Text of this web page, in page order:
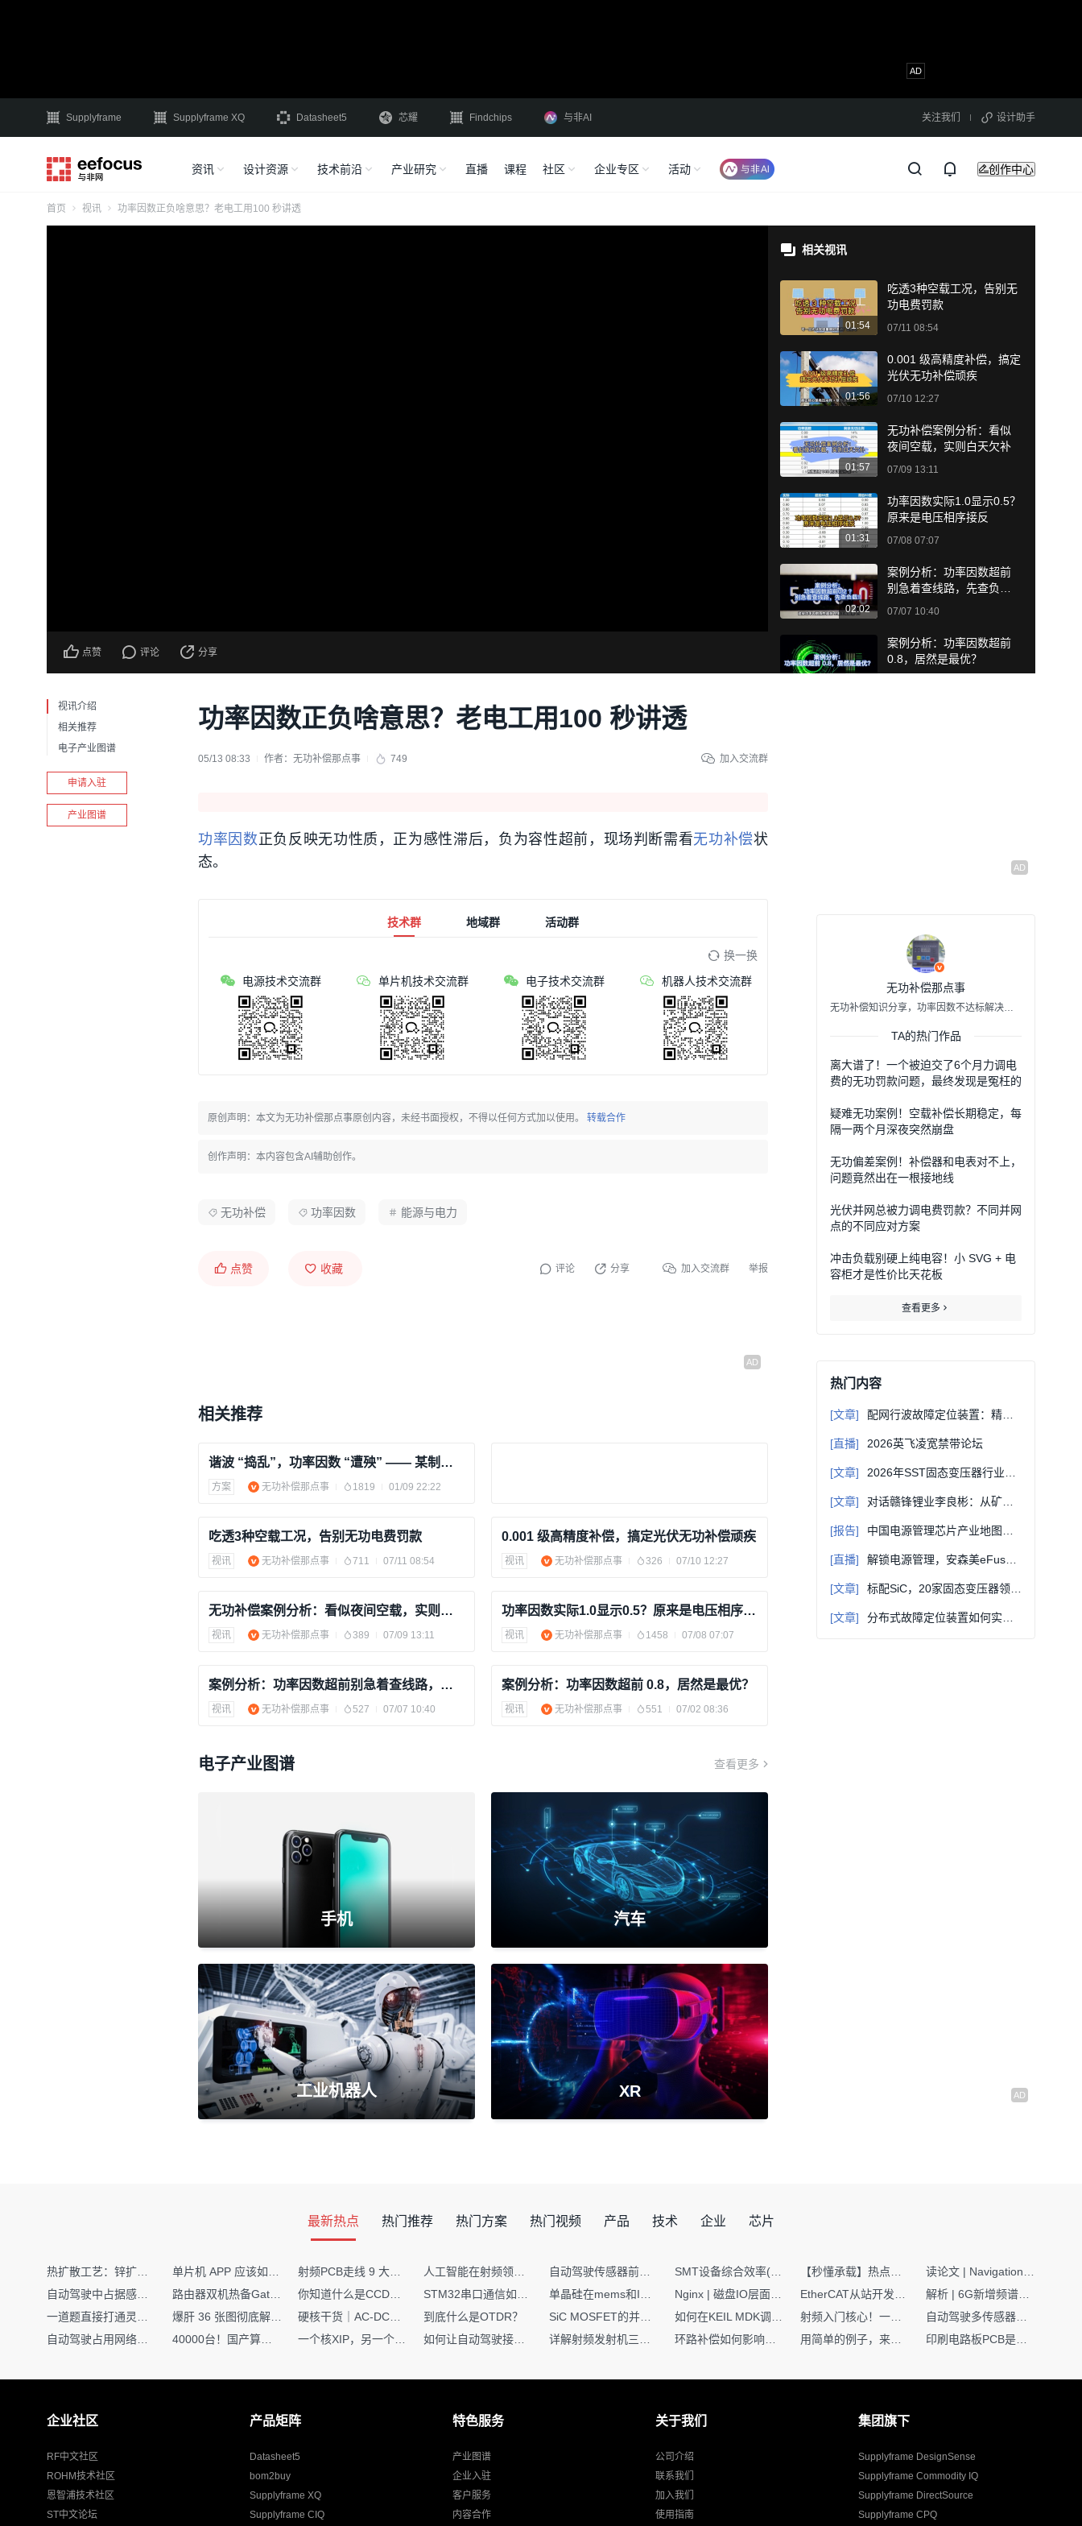
Supplyframe Supplyframe XQ Datasheet5 芯耀 Findchips 与非AI 关注我们 设计助手
资讯 设计资源 技术前沿 产业研究 直播 课程 社区 企业专区 活动 创作中心
首页 视讯 功率因数正负啥意思？老电工用100 秒讲透
点赞 评论 分享
相关视讯
01:54
吃透3种空载工况，告别无
功电费罚款
07/11 08:54
01:56
0.001 级高精度补偿，搞定
光伏无功补偿顽疾
07/10 12:27
01:57
无功补偿案例分析：看似
夜间空载，实则白天欠补
07/09 13:11
01:31
功率因数实际1.0显示0.5？
原来是电压相序接反
07/08 07:07
02:02
案例分析：功率因数超前
别急着查线路，先查负
07/07 10:40
案例分析：功率因数超前
0.8，居然是最优？
率因数实时达标≠月度合格
06/01 14:42
视讯介绍
相关推荐
电子产业图谱
申请入驻
产业图谱
功率因数正负啥意思？老电工用100 秒讲透
05/13 08:33 作者： 无功补偿那点事 749 加入交流群
功率因数正负反映无功性质，正为感性滞后，负为容性超前，现场判断需看无功补偿状
态。
技术群 地域群 活动群
换一换
电源技术交流群
单片机技术交流群 电子技术交流群 机器人技术交流群
原创声明：本文为无功补偿那点事原创内容，未经书面授权，不得以任何方式加以使用。 转载合作
创作声明：本内容包含AI辅助创作。
无功补偿 功率因数 能源与电力
点赞 收藏 评论 分享 加入交流群 举报
相关推荐
谐波 “捣乱”，功率因数 “遭殃” —— 某制造厂无功补偿控制器优化案例
方案 无功补偿那点事 1819 01/09 22:22
吃透3种空载工况，告别无功电费罚款
视讯 无功补偿那点事 711 07/11 08:54
0.001 级高精度补偿，搞定光伏无功补偿顽疾
视讯 无功补偿那点事 326 07/10 12:27
无功补偿案例分析：看似夜间空载，实则白天欠补
视讯 无功补偿那点事 389 07/09 13:11
功率因数实际1.0显示0.5？原来是电压相序接反
视讯 无功补偿那点事 1458 07/08 07:07
案例分析：功率因数超前别急着查线路，先查负载！
视讯 无功补偿那点事 527 07/07 10:40
案例分析：功率因数超前 0.8，居然是最优？
视讯 无功补偿那点事 551 07/02 08:36
电子产业图谱 查看更多
手机 汽车
工业机器人 XR
无功补偿那点事
无功补偿知识分享，功率因数不达标解决方案定制
TA的热门作品
离大谱了！一个被迫交了6个月力调电
费的无功罚款问题，最终发现是冤枉的
疑难无功案例！空载补偿长期稳定，每
隔一两个月深夜突然崩盘
无功偏差案例！补偿器和电表对不上，
问题竟然出在一根接地线
光伏并网总被力调电费罚款？不同并网
点的不同应对方案
冲击负载别硬上纯电容！小 SVG + 电
容柜才是性价比天花板
查看更多
热门内容
[文章] 配网行波故障定位装置：精准锁定故障现场！
[直播] 2026英飞凌宽禁带论坛
[文章] 2026年SST固态变压器行业深度解析：技术、市场与职业机会全景
[文章] 对话赣锋锂业李良彬：从矿山到电池，从资源赣锋到技术赣锋
[报告] 中国电源管理芯片产业地图（2025版）
[直播] 解锁电源管理，安森美eFuse与SmartFET技术创新及应用
[文章] 标配SiC，20家固态变压器领军企业盘点
[文章] 分布式故障定位装置如何实时捕捉输电线路雷击事件
最新热点 热门推荐 热门方案 热门视频 产品 技术 企业 芯片
到底什么是OTDR？
企业社区
RF中文社区
ROHM技术社区
恩智浦技术社区
ST中文论坛
产品矩阵
Datasheet5
bom2buy
Supplyframe XQ
Supplyframe CIQ
特色服务
产业图谱
企业入驻
客户服务
内容合作
关于我们
公司介绍
联系我们
加入我们
使用指南
集团旗下
Supplyframe DesignSense
Supplyframe Commodity IQ
Supplyframe DirectSource
Supplyframe CPQ